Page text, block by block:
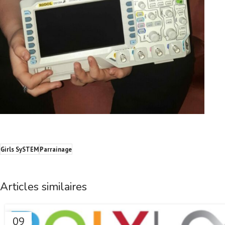
Girls SySTEMParrainage
Articles similaires
09